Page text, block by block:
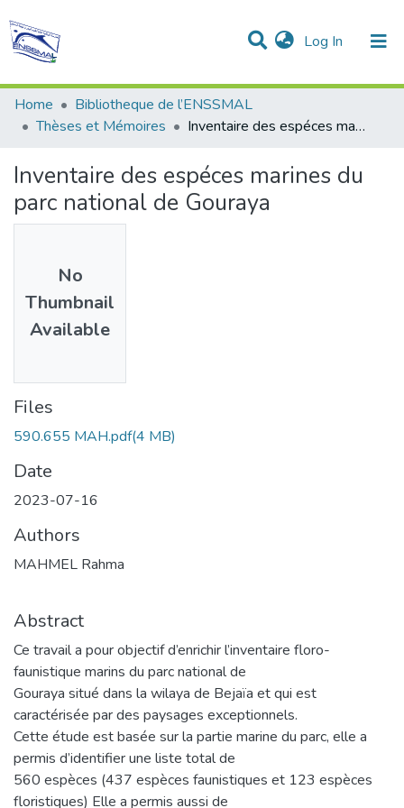
Log In (current)
Communities & Collections
Statistics
All of DSpace
Home
Bibliotheque de l’ENSSMAL
Thèses et Mémoires
Inventaire des espéces marines du parc national de Gouraya
Inventaire des espéces marines du
parc national de Gouraya
No
Thumbnail
Available
Files
590.655 MAH.pdf(4 MB)
Date
2023-07-16
Authors
MAHMEL Rahma
Abstract
Ce travail a pour objectif d’enrichir l’inventaire floro-
faunistique marins du parc national de
Gouraya situé dans la wilaya de Bejaïa et qui est
caractérisée par des paysages exceptionnels.
Cette étude est basée sur la partie marine du parc, elle a
permis d’identifier une liste total de
560 espèces (437 espèces faunistiques et 123 espèces
floristiques) Elle a permis aussi de